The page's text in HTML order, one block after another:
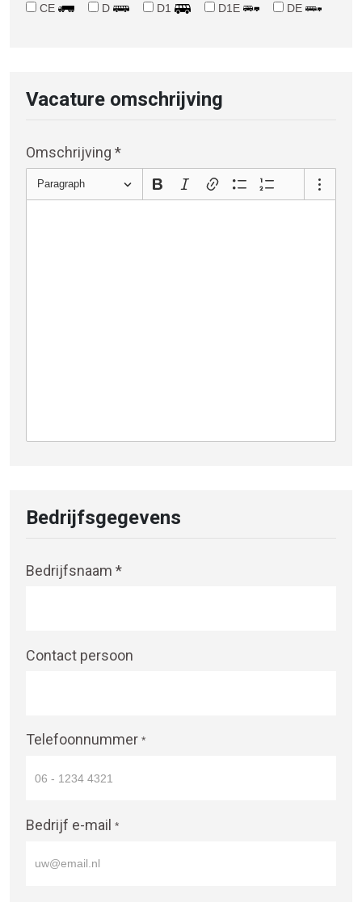
CE D D1 D1E DE
Vacature omschrijving
Omschrijving *
Paragraph
Bedrijfsgegevens
Bedrijfsnaam *
Contact persoon
Telefoonnummer *
Bedrijf e-mail *